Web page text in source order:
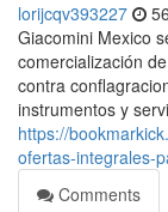
lorijcqv393227
Giacomini Mexico
comercialización
contra
instrumentos y
https://
ofertas-integrales-
Comments